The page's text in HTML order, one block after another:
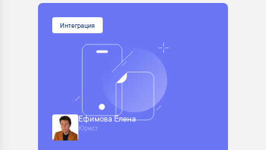
Интеграция
Ефимова Елена
Юрист